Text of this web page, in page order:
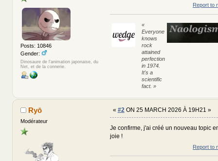
Posts: 10846
Gender:
Dinosaure de l'animation japonaise, du
Net, et de la connerie.
Report to
«
Everyone
knows
rock
attained
perfection
in 1974.
It's a
scientific
fact. »
Ryō
Modérateur
« #2 ON 25 MARCH 2026 À 19H21 »
Je confirme, j'ai créé un nouveau topic
joie !
Report to